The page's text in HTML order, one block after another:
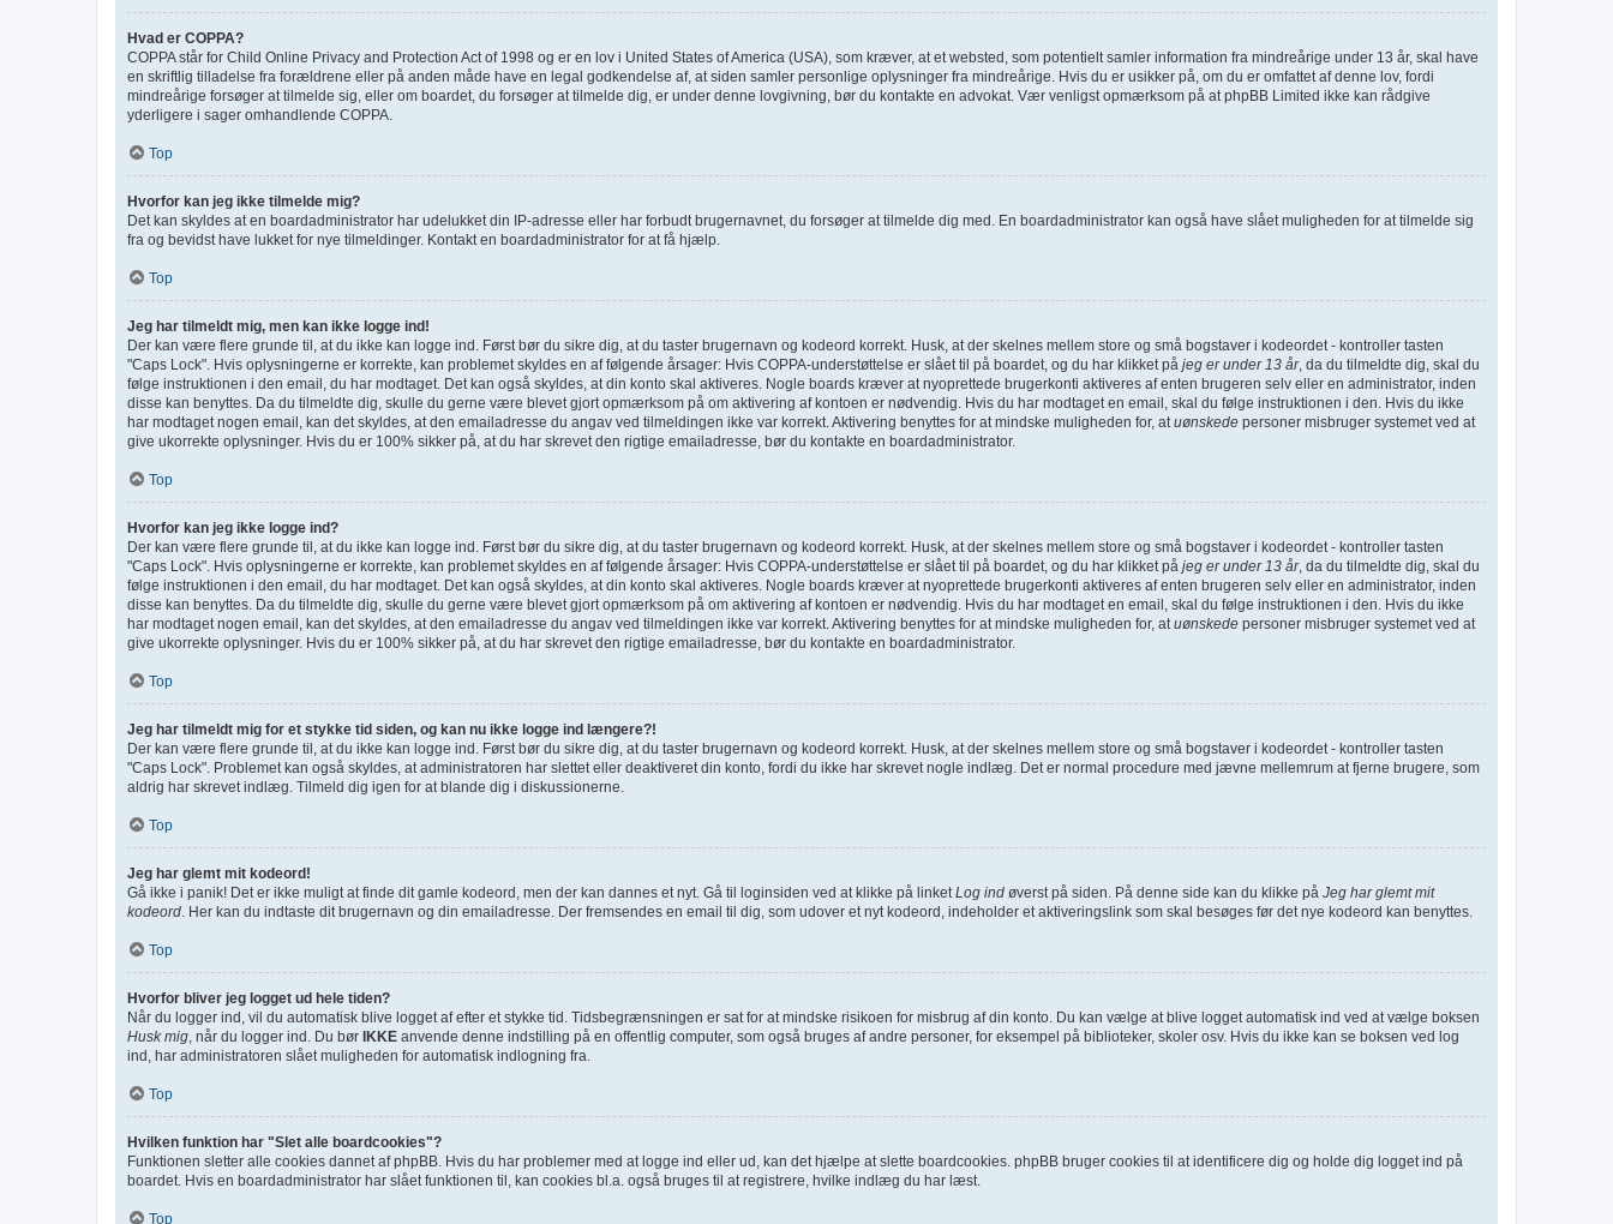
Hvad er COPPA?
COPPA står for Child Online Privacy and Protection Act of 1998 og er en lov i United States of America (USA), som kræver, at et websted, som potentielt samler information fra mindreårige under 13 år, skal have
en skriftlig tilladelse fra forældrene eller på anden måde have en legal godkendelse af, at siden samler personlige oplysninger fra mindreårige. Hvis du er usikker på, om du er omfattet af denne lov, fordi
mindreårige forsøger at tilmelde sig, eller om boardet, du forsøger at tilmelde dig, er under denne lovgivning, bør du kontakte en advokat. Vær venligst opmærksom på at phpBB Limited ikke kan rådgive
yderligere i sager omhandlende COPPA.
Top
Hvorfor kan jeg ikke tilmelde mig?
Det kan skyldes at en boardadministrator har udelukket din IP-adresse eller har forbudt brugernavnet, du forsøger at tilmelde dig med. En boardadministrator kan også have slået muligheden for at tilmelde sig
fra og bevidst have lukket for nye tilmeldinger. Kontakt en boardadministrator for at få hjælp.
Top
Jeg har tilmeldt mig, men kan ikke logge ind!
Der kan være flere grunde til, at du ikke kan logge ind. Først bør du sikre dig, at du taster brugernavn og kodeord korrekt. Husk, at der skelnes mellem store og små bogstaver i kodeordet - kontroller tasten
"Caps Lock". Hvis oplysningerne er korrekte, kan problemet skyldes en af følgende årsager: Hvis COPPA-understøttelse er slået til på boardet, og du har klikket på jeg er under 13 år, da du tilmeldte dig, skal du
følge instruktionen i den email, du har modtaget. Det kan også skyldes, at din konto skal aktiveres. Nogle boards kræver at nyoprettede brugerkonti aktiveres af enten brugeren selv eller en administrator, inden
disse kan benyttes. Da du tilmeldte dig, skulle du gerne være blevet gjort opmærksom på om aktivering af kontoen er nødvendig. Hvis du har modtaget en email, skal du følge instruktionen i den. Hvis du ikke
har modtaget nogen email, kan det skyldes, at den emailadresse du angav ved tilmeldingen ikke var korrekt. Aktivering benyttes for at mindske muligheden for, at uønskede personer misbruger systemet ved at
give ukorrekte oplysninger. Hvis du er 100% sikker på, at du har skrevet den rigtige emailadresse, bør du kontakte en boardadministrator.
Top
Hvorfor kan jeg ikke logge ind?
Der kan være flere grunde til, at du ikke kan logge ind. Først bør du sikre dig, at du taster brugernavn og kodeord korrekt. Husk, at der skelnes mellem store og små bogstaver i kodeordet - kontroller tasten
"Caps Lock". Hvis oplysningerne er korrekte, kan problemet skyldes en af følgende årsager: Hvis COPPA-understøttelse er slået til på boardet, og du har klikket på jeg er under 13 år, da du tilmeldte dig, skal du
følge instruktionen i den email, du har modtaget. Det kan også skyldes, at din konto skal aktiveres. Nogle boards kræver at nyoprettede brugerkonti aktiveres af enten brugeren selv eller en administrator, inden
disse kan benyttes. Da du tilmeldte dig, skulle du gerne være blevet gjort opmærksom på om aktivering af kontoen er nødvendig. Hvis du har modtaget en email, skal du følge instruktionen i den. Hvis du ikke
har modtaget nogen email, kan det skyldes, at den emailadresse du angav ved tilmeldingen ikke var korrekt. Aktivering benyttes for at mindske muligheden for, at uønskede personer misbruger systemet ved at
give ukorrekte oplysninger. Hvis du er 100% sikker på, at du har skrevet den rigtige emailadresse, bør du kontakte en boardadministrator.
Top
Jeg har tilmeldt mig for et stykke tid siden, og kan nu ikke logge ind længere?!
Der kan være flere grunde til, at du ikke kan logge ind. Først bør du sikre dig, at du taster brugernavn og kodeord korrekt. Husk, at der skelnes mellem store og små bogstaver i kodeordet - kontroller tasten
"Caps Lock". Problemet kan også skyldes, at administratoren har slettet eller deaktiveret din konto, fordi du ikke har skrevet nogle indlæg. Det er normal procedure med jævne mellemrum at fjerne brugere, som
aldrig har skrevet indlæg. Tilmeld dig igen for at blande dig i diskussionerne.
Top
Jeg har glemt mit kodeord!
Gå ikke i panik! Det er ikke muligt at finde dit gamle kodeord, men der kan dannes et nyt. Gå til loginsiden ved at klikke på linket Log ind øverst på siden. På denne side kan du klikke på Jeg har glemt mit
kodeord . Her kan du indtaste dit brugernavn og din emailadresse. Der fremsendes en email til dig, som udover et nyt kodeord, indeholder et aktiveringslink som skal besøges før det nye kodeord kan benyttes.
Top
Hvorfor bliver jeg logget ud hele tiden?
Når du logger ind, vil du automatisk blive logget af efter et stykke tid. Tidsbegrænsningen er sat for at mindske risikoen for misbrug af din konto. Du kan vælge at blive logget automatisk ind ved at vælge boksen
Husk mig , når du logger ind. Du bør IKKE anvende denne indstilling på en offentlig computer, som også bruges af andre personer, for eksempel på biblioteker, skoler osv. Hvis du ikke kan se boksen ved log
ind, har administratoren slået muligheden for automatisk indlogning fra.
Top
Hvilken funktion har "Slet alle boardcookies"?
Funktionen sletter alle cookies dannet af phpBB. Hvis du har problemer med at logge ind eller ud, kan det hjælpe at slette boardcookies. phpBB bruger cookies til at identificere dig og holde dig logget ind på
boardet. Hvis en boardadministrator har slået funktionen til, kan cookies bl.a. også bruges til at registrere, hvilke indlæg du har læst.
Top